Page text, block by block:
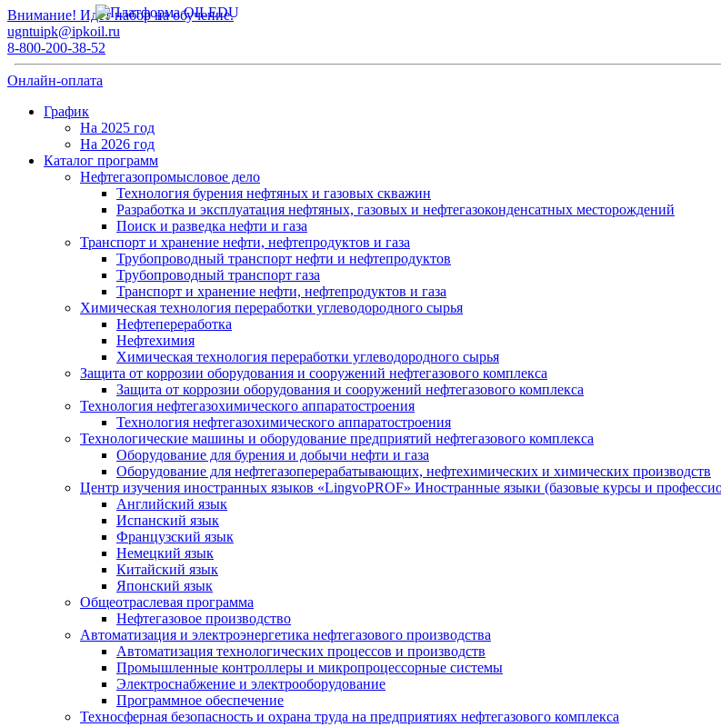
Внимание! Идет набор на обучение.
ugntuipk@ipkoil.ru
8-800-200-38-52
Онлайн-оплата
График
На 2025 год
На 2026 год
Каталог программ
Нефтегазопромысловое дело
Технология бурения нефтяных и газовых скважин
Разработка и эксплуатация нефтяных, газовых и нефтегазоконденсатных месторождений
Поиск и разведка нефти и газа
Транспорт и хранение нефти, нефтепродуктов и газа
Трубопроводный транспорт нефти и нефтепродуктов
Трубопроводный транспорт газа
Транспорт и хранение нефти, нефтепродуктов и газа
Химическая технология переработки углеводородного сырья
Нефтепереработка
Нефтехимия
Химическая технология переработки углеводородного сырья
Защита от коррозии оборудования и сооружений нефтегазового комплекса
Защита от коррозии оборудования и сооружений нефтегазового комплекса
Технология нефтегазохимического аппаратостроения
Технология нефтегазохимического аппаратостроения
Технологические машины и оборудование предприятий нефтегазового комплекса
Оборудование для бурения и добычи нефти и газа
Оборудование для нефтегазоперерабатывающих, нефтехимических и химических производств
Центр изучения иностранных языков «LingvoPROF» Иностранные языки (базовые курсы и
Английский язык
Испанский язык
Французский язык
Немецкий язык
Китайский язык
Японский язык
Общеотраслевая программа
Нефтегазовое производство
Автоматизация и электроэнергетика нефтегазового производства
Автоматизация технологических процессов и производств
Промышленные контроллеры и микропроцессорные системы
Электроснабжение и электрооборудование
Программное обеспечение
Техносферная безопасность и охрана труда на предприятиях нефтегазового комплекса